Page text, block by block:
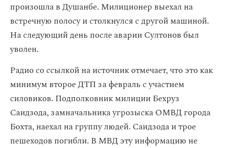
произошла в Душанбе. Милиционер выехал на
встречную полосу и столкнулся с другой машиной.
На следующий день после аварии Султонов был
уволен.
Радио со ссылкой на источник отмечает, что это как
минимум второе ДТП за февраль с участием
силовиков. Подполковник милиции Бехруз
Саидзода, замначальника угрозыска ОМВД города
Бохта, наехал на группу людей. Саидзода и трое
пешеходов погибли. В МВД эту информацию не